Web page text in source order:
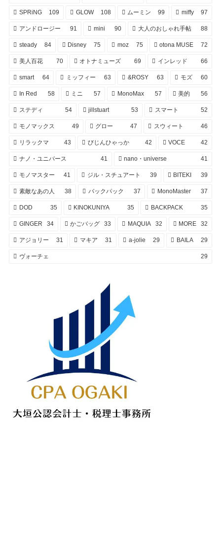
SPRiNG 109 GLOW 108 ムーミン 99 miffy 97
アンドロージー 91 mini 90 大人のおしゃれ手帖 88
steady 84 Disney 75 moz 75 otona MUSE 72
美人百花 70 オトナミューズ 69 インレッド 66
smart 64 ミッフィー 63 &ROSY 63 モズ 60
In Red 58 ミニ 57 MonoMax 57 美的 56
ステディ 54 jillstuart 53 スマート 52
モノマックス 49 グロー 47 スウィート 46
リラックマ 43 びじんひゃっか 42 VOCE 42
ナノ・ユニバース 41 nano・universe 41
モノマスター 41 ジル・スチュアート 39 BITEKI 39
素敵なあの人 38 バックパック 37 MonoMaster 37
DOD 35 KINOKUNIYA 35 BACKPACK 35
GINGER 34 かごバッグ 33 MAQUIA 32 MORE 32
アジョリー 31 マキア 31 a-jolie 29 BAILA 29
ヴォーチェ 29